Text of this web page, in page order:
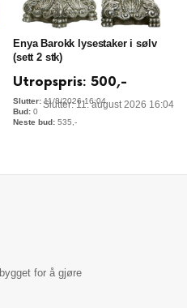
Slutter: 11. august 2026 16:04
Enya Barokk lysestaker i sølv
(sett 2 stk)
Utropspris: 500,-
11/8/2026 16:04
0
535,-
for å gjøre